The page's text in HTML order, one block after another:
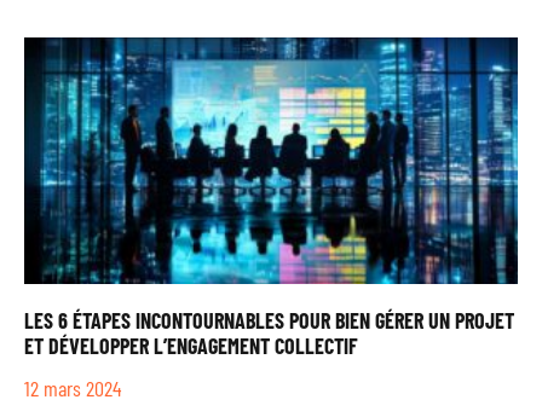
LES 6 ÉTAPES INCONTOURNABLES POUR BIEN GÉRER UN PROJET
ET DÉVELOPPER L’ENGAGEMENT COLLECTIF
12 mars 2024